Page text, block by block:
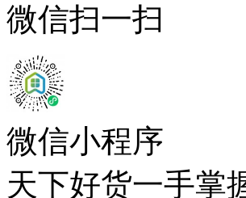
微信扫一扫
微信小程序
天下好货一手掌